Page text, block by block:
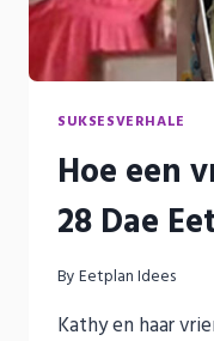
SUKSESVERHALE
Hoe een
28 Dae
By Eetplan Idees
Kathy en haar